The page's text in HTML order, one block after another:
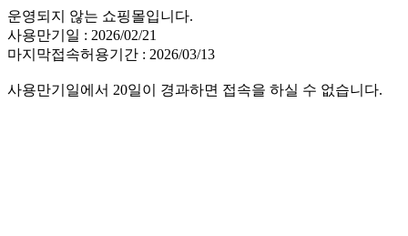
운영되지 않는 쇼핑몰입니다.
사용만기일 : 2026/02/21
마지막접속허용기간 : 2026/03/13
사용만기일에서 20일이 경과하면 접속을 하실 수 없습니다.